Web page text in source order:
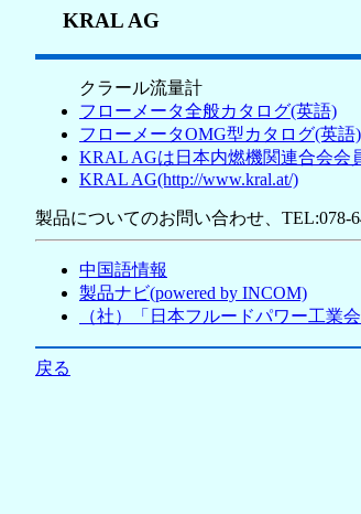
KRAL AG
クラール流量計
フローメータ全般カタログ(英語)
フローメータOMG型カタログ(英語)
KRAL AGは日本内燃機関連合会会
KRAL AG(http://www.kral.at/)
製品についてのお問い合わせ、TEL:078-
中国語情報
製品ナビ(powered by INCOM)
（社）「日本フルードパワー工業
戻る